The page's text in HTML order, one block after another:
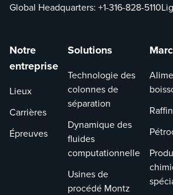
Global Headquarters: +1-316-828-5110
Notre
entreprise
Lieux
Carrières
Épreuves
Solutions
Technologie des
colonnes de
séparation
Dynamique des
fluides
computationnelle
Usines de
procédé Montz